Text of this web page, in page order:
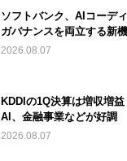
ソフトバンク、AIコーデ
ガバナンスを両立する新
2026.08.07
KDDIの1Q決算は増収増
AI、金融事業などが好調
2026.08.07